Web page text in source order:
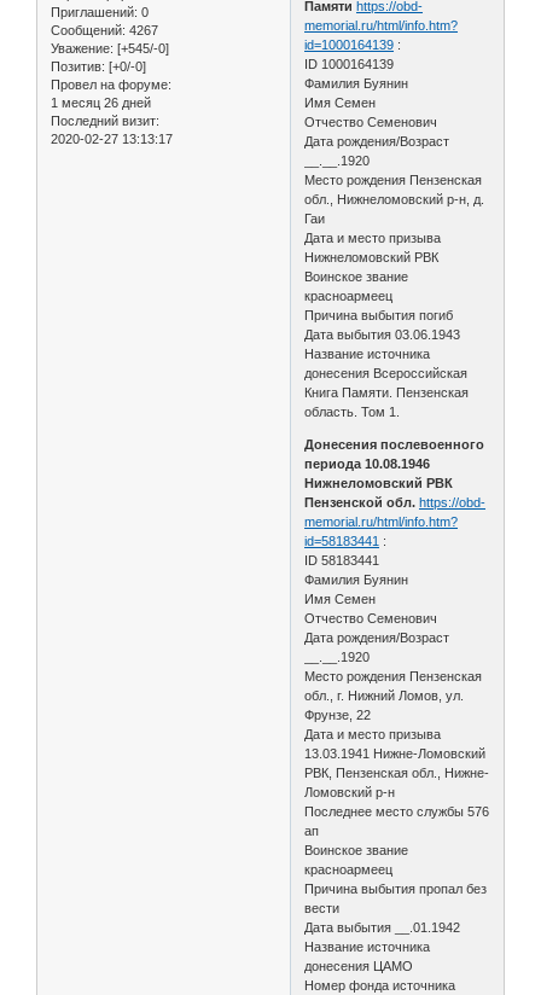
Приглашений: 0
Сообщений: 4267
Уважение: [+545/-0]
Позитив: [+0/-0]
Провел на форуме:
1 месяц 26 дней
Последний визит:
2020-02-27 13:13:17
Памяти https://obd-
memorial.ru/html/info.htm?
id=1000164139 :
ID 1000164139
Фамилия Буянин
Имя Семен
Отчество Семенович
Дата рождения/Возраст
__.__.1920
Место рождения Пензенская
обл., Нижнеломовский р-н, д.
Гаи
Дата и место призыва
Нижнеломовский РВК
Воинское звание
красноармеец
Причина выбытия погиб
Дата выбытия 03.06.1943
Название источника
донесения Всероссийская
Книга Памяти. Пензенская
область. Том 1.
Донесения послевоенного
периода 10.08.1946
Нижнеломовский РВК
Пензенской обл. https://obd-
memorial.ru/html/info.htm?
id=58183441 :
ID 58183441
Фамилия Буянин
Имя Семен
Отчество Семенович
Дата рождения/Возраст
__.__.1920
Место рождения Пензенская
обл., г. Нижний Ломов, ул.
Фрунзе, 22
Дата и место призыва
13.03.1941 Нижне-Ломовский
РВК, Пензенская обл., Нижне-
Ломовский р-н
Последнее место службы 576
ап
Воинское звание
красноармеец
Причина выбытия пропал без
вести
Дата выбытия __.01.1942
Название источника
донесения ЦАМО
Номер фонда источника